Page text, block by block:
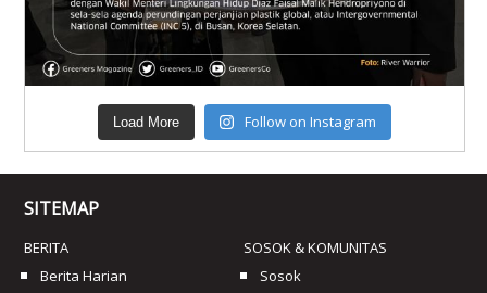
Load More Follow on Instagram
SITEMAP
BERITA
Berita Harian
SOSOK & KOMUNITAS
Sosok